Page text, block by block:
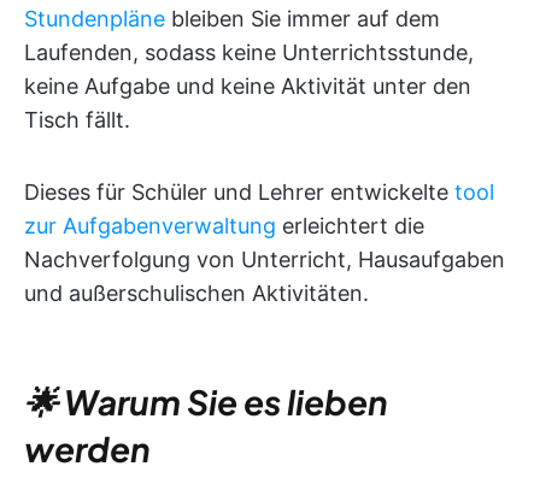
Stundenpläne bleiben Sie immer auf dem
Laufenden, sodass keine Unterrichtsstunde,
keine Aufgabe und keine Aktivität unter den
Tisch fällt.
Dieses für Schüler und Lehrer entwickelte tool
zur Aufgabenverwaltung erleichtert die
Nachverfolgung von Unterricht, Hausaufgaben
und außerschulischen Aktivitäten.
🌟 Warum Sie es lieben
werden